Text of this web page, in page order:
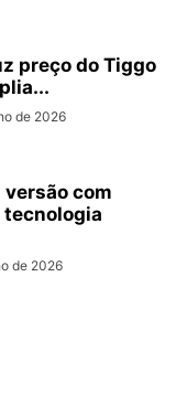
preço do Tiggo
de 2026
com
de 2026